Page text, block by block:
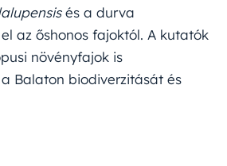
és a durva
az őshonos fajoktól. A kutatók
növényfajok is
Balaton biodiverzitását és